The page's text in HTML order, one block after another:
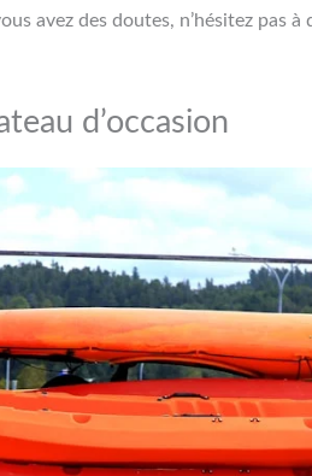
avez des doutes, n’hésitez pas
d’occasion